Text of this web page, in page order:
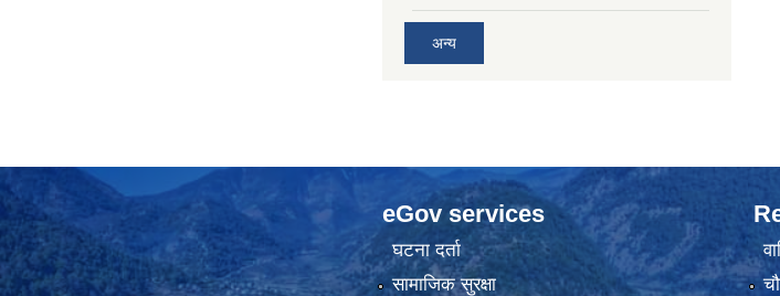
अन्य
eGov services
घटना दर्ता
सामाजिक सुरक्षा